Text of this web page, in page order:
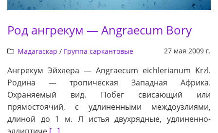
Род ангрекум — Angraecum Bory
Мадагаскар / Группа саркантовые 27 мая 2009 г.
Ангрекум Эйхлера — Angraecum eichlerianum Krzl.
Родина — тропическая Западная Африка.
Охраняемый вид. Побег свисающий или
прямостоячий, с удлиненными междоузлиями,
длиной до 1 м. Л истья двухрядные, удлиненно-